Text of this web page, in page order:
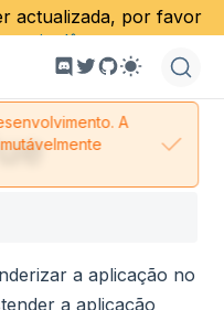
actualizada, por favor
em inglês.
a aplicação no
a aplicação
A